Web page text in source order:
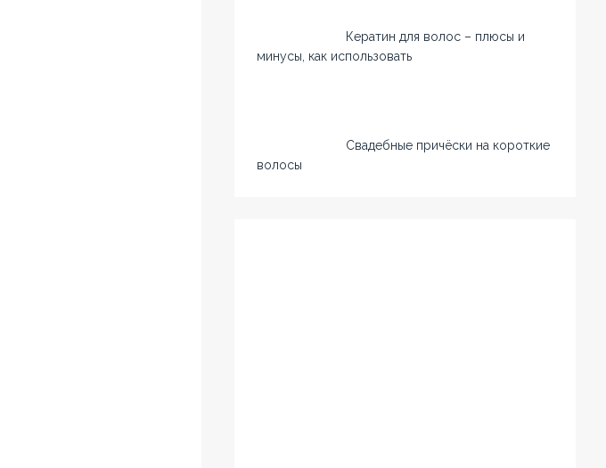
Кератин для волос – плюсы и
минусы, как использовать
Свадебные причёски на короткие
волосы